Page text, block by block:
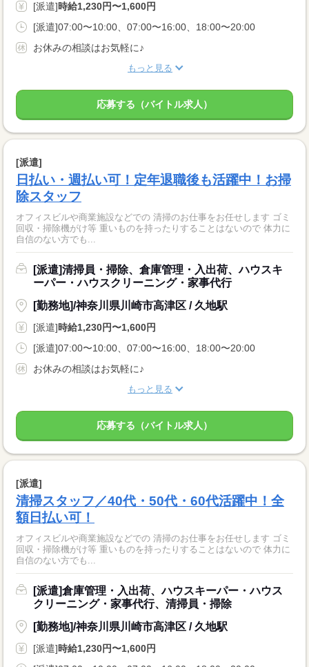
[派遣]時給1,230円〜1,600円
[派遣]07:00〜10:00、07:00〜16:00、18:00〜20:00
お休みの相談はお気軽に♪
もっと見る
応募する（バイトル求人）
[派遣]
日払い・週払い可！定年退職後も活躍中！お掃
除スタッフ
オフィスビルや商業施設などでの 清掃のお仕事をお任せします ゴミ
回収・掃除機がけ等 重いものを持ったりすることはないので 体力に
自信のない方でも...
[派遣]清掃員・掃除、倉庫管理・入出荷、ハウスキ
ーパー・ハウスクリーニング・家事代行
[勤務地]/神奈川県川崎市高津区 / 久地駅
[派遣]時給1,230円〜1,600円
[派遣]07:00〜10:00、07:00〜16:00、18:00〜20:00
お休みの相談はお気軽に♪
もっと見る
応募する（バイトル求人）
[派遣]
清掃スタッフ／40代・50代・60代活躍中！全
額日払い可！
オフィスビルや商業施設などでの 清掃のお仕事をお任せします ゴミ
回収・掃除機がけ等 重いものを持ったりすることはないので 体力に
自信のない方でも...
[派遣]倉庫管理・入出荷、ハウスキーパー・ハウス
クリーニング・家事代行、清掃員・掃除
[勤務地]/神奈川県川崎市高津区 / 久地駅
[派遣]時給1,230円〜1,600円